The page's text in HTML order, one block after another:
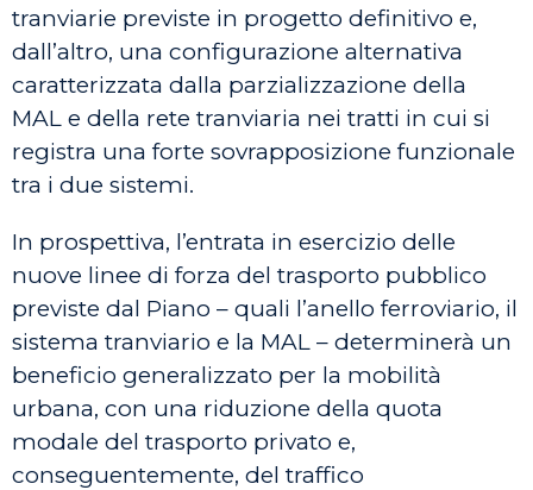
tranviarie previste in progetto definitivo e,
dall’altro, una configurazione alternativa
caratterizzata dalla parzializzazione della
MAL e della rete tranviaria nei tratti in cui si
registra una forte sovrapposizione funzionale
tra i due sistemi.
In prospettiva, l’entrata in esercizio delle
nuove linee di forza del trasporto pubblico
previste dal Piano – quali l’anello ferroviario, il
sistema tranviario e la MAL – determinerà un
beneficio generalizzato per la mobilità
urbana, con una riduzione della quota
modale del trasporto privato e,
conseguentemente, del traffico